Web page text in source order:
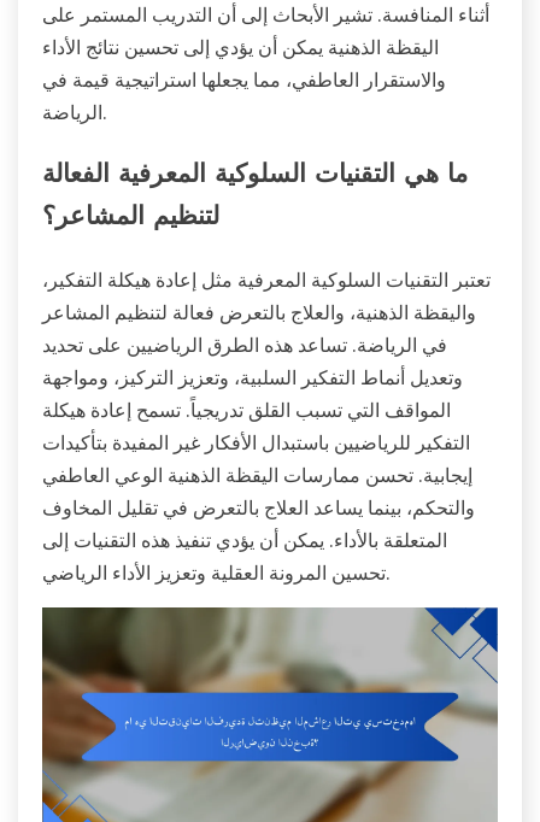
أثناء المنافسة. تشير الأبحاث إلى أن التدريب المستمر على
اليقظة الذهنية يمكن أن يؤدي إلى تحسين نتائج الأداء
والاستقرار العاطفي، مما يجعلها استراتيجية قيمة في
الرياضة.
ما هي التقنيات السلوكية المعرفية الفعالة
لتنظيم المشاعر؟
تعتبر التقنيات السلوكية المعرفية مثل إعادة هيكلة التفكير،
واليقظة الذهنية، والعلاج بالتعرض فعالة لتنظيم المشاعر
في الرياضة. تساعد هذه الطرق الرياضيين على تحديد
وتعديل أنماط التفكير السلبية، وتعزيز التركيز، ومواجهة
المواقف التي تسبب القلق تدريجياً. تسمح إعادة هيكلة
التفكير للرياضيين باستبدال الأفكار غير المفيدة بتأكيدات
إيجابية. تحسن ممارسات اليقظة الذهنية الوعي العاطفي
والتحكم، بينما يساعد العلاج بالتعرض في تقليل المخاوف
المتعلقة بالأداء. يمكن أن يؤدي تنفيذ هذه التقنيات إلى
تحسين المرونة العقلية وتعزيز الأداء الرياضي.